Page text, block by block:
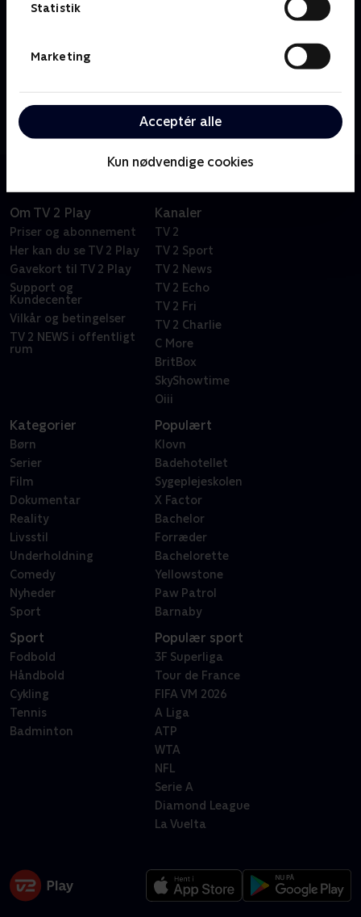
Statistik
Marketing
Acceptér alle
Kun nødvendige cookies
Om Tre sultne mænd
Sakarya og Simon Jul, tager på en kulinarisk rejse til
deres ophav for at vise hinanden alt det, de holder af
dem er den altoverskyggende kærlighed til mad, og
at den har været med til at forme dem til de mænd,
Om TV 2 Play
Priser og abonnement
Her kan du se TV 2 Play
Gavekort til TV 2 Play
Support og
Kundecenter
Vilkår og betingelser
TV 2 NEWS i offentligt
rum
Kanaler
TV 2
TV 2 Sport
TV 2 News
TV 2 Echo
TV 2 Fri
TV 2 Charlie
C More
BritBox
SkyShowtime
Oiii
Kategorier
Børn
Serier
Film
Dokumentar
Reality
Livsstil
Underholdning
Comedy
Nyheder
Sport
Populært
Klovn
Badehotellet
Sygeplejeskolen
X Factor
Bachelor
Forræder
Bachelorette
Yellowstone
Paw Patrol
Barnaby
Sport
Fodbold
Håndbold
Cykling
Tennis
Badminton
Populær sport
3F Superliga
Tour de France
FIFA VM 2026
A Liga
ATP
WTA
NFL
Serie A
Diamond League
La Vuelta